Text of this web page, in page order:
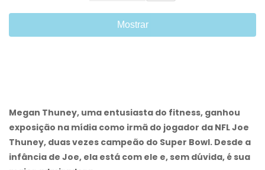
Mostrar
Megan Thuney, uma entusiasta do fitness, ganhou
exposição na mídia como irmã do jogador da NFL Joe
Thuney, duas vezes campeão do Super Bowl. Desde a
infância de Joe, ela está com ele e, sem dúvida, é sua